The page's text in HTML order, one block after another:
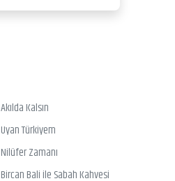
Akılda Kalsın
Uyan Türkiyem
Nilüfer Zamanı
Bircan Bali ile Sabah Kahvesi